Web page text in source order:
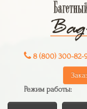
8 (800) 300-82-
Режим работы: